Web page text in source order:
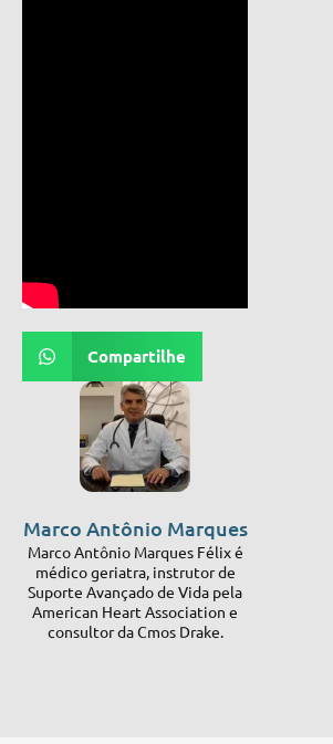
Compartilhe
Marco Antônio Marques
Marco Antônio Marques Félix é
médico geriatra, instrutor de
Suporte Avançado de Vida pela
American Heart Association e
consultor da Cmos Drake.